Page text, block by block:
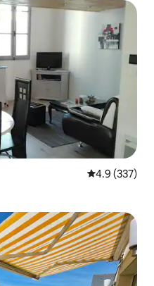
Ukadiriaji wa
4.9 (337)